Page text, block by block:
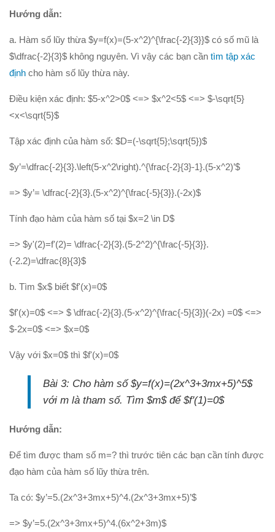
Hướng dẫn:
a. Hàm số lũy thừa $y=f(x)=(5-x^2)^{\frac{-2}{3}}$ có số mũ là
$\dfrac{-2}{3}$ không nguyên. Vì vậy các bạn cần tìm tập xác
định cho hàm số lũy thừa này.
Điều kiện xác định: $5-x^2>0$ <=> $x^2<5$ <=> $-\sqrt{5}
<x<\sqrt{5}$
Tập xác định của hàm số: $D=(-\sqrt{5};\sqrt{5})$
$y’=\dfrac{-2}{3}.\left(5-x^2\right).^{\frac{-2}{3}-1}.(5-x^2)’$
=> $y’= \dfrac{-2}{3}.(5-x^2)^{\frac{-5}{3}}.(-2x)$
Tính đạo hàm của hàm số tại $x=2 \in D$
=> $y'(2)=f'(2)= \dfrac{-2}{3}.(5-2^2)^{\frac{-5}{3}}.
(-2.2)=\dfrac{8}{3}$
b. Tìm $x$ biết $f'(x)=0$
$f'(x)=0$ <=> $ \dfrac{-2}{3}.(5-x^2)^{\frac{-5}{3}}(-2x) =0$ <=>
$-2x=0$ <=> $x=0$
Vậy với $x=0$ thì $f'(x)=0$
Bài 3: Cho hàm số $y=f(x)=(2x^3+3mx+5)^5$
với m là tham số. Tìm $m$ để $f'(1)=0$
Hướng dẫn:
Để tìm được tham số m=? thì trước tiên các bạn cần tính được
đạo hàm của hàm số lũy thừa trên.
Ta có: $y’=5.(2x^3+3mx+5)^4.(2x^3+3mx+5)’$
=> $y’=5.(2x^3+3mx+5)^4.(6x^2+3m)$